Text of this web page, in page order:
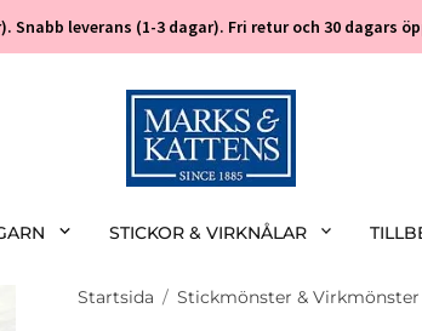
Snabb leverans (1-3 dagar). Fri retur och 30 dagars
STICKOR & VIRKNÅLAR
Startsida / Stickmönster & Virkmönster